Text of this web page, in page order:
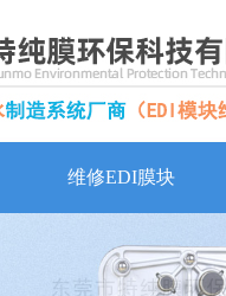
维修EDI膜块